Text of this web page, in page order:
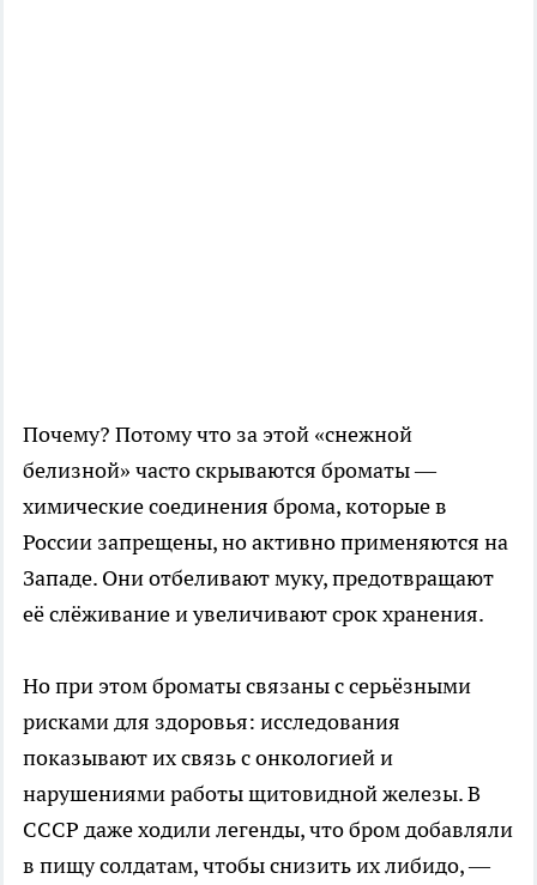
Почему? Потому что за этой «снежной
белизной» часто скрываются броматы —
химические соединения брома, которые в
России запрещены, но активно применяются на
Западе. Они отбеливают муку, предотвращают
её слёживание и увеличивают срок хранения.
Но при этом броматы связаны с серьёзными
рисками для здоровья: исследования
показывают их связь с онкологией и
нарушениями работы щитовидной железы. В
СССР даже ходили легенды, что бром добавляли
в пищу солдатам, чтобы снизить их либидо, —